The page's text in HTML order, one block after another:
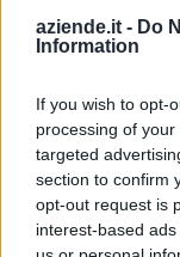
aziende.it - Do
Information
If you wish to opt-
processing of
targeted
section to confirm
opt-out request is
interest-based